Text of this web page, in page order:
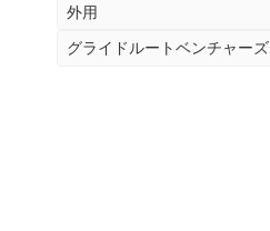
外用
グライドルートベンチャーズ